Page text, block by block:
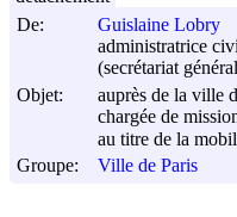
De:
Guislaine Lobry
administratrice
(secrétariat
Objet:
auprès de la ville
chargée de
au titre de la
Groupe:
Ville de Paris